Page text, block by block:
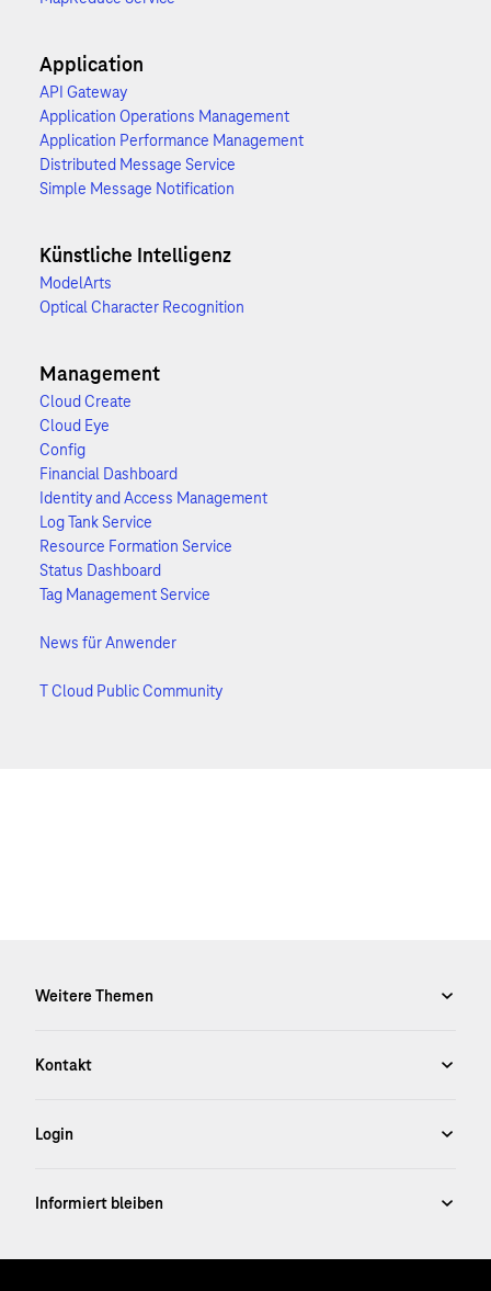
Application
API Gateway
Application Operations Management
Application Performance Management
Distributed Message Service
Simple Message Notification
Künstliche Intelligenz
ModelArts
Optical Character Recognition
Management
Cloud Create
Cloud Eye
Config
Financial Dashboard
Identity and Access Management
Log Tank Service
Resource Formation Service
Status Dashboard
Tag Management Service
News für Anwender
T Cloud Public Community